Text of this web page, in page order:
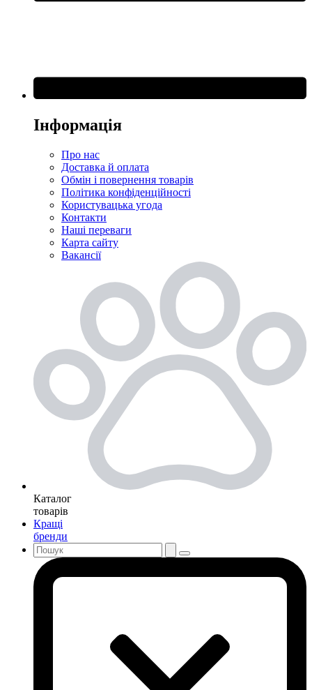
Інформація
Про нас
Доставка й оплата
Обмін і повернення товарів
Політика конфіденційності
Користувацька угода
Контакти
Наші переваги
Карта сайту
Вакансії
Каталог
товарів
Кращі
бренди